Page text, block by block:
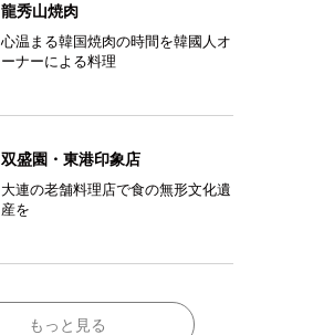
龍秀山焼肉
心温まる韓国焼肉の時間を韓國人オ
ーナーによる料理
双盛園・東港印象店
大連の老舗料理店で食の無形文化遺
産を
もっと見る